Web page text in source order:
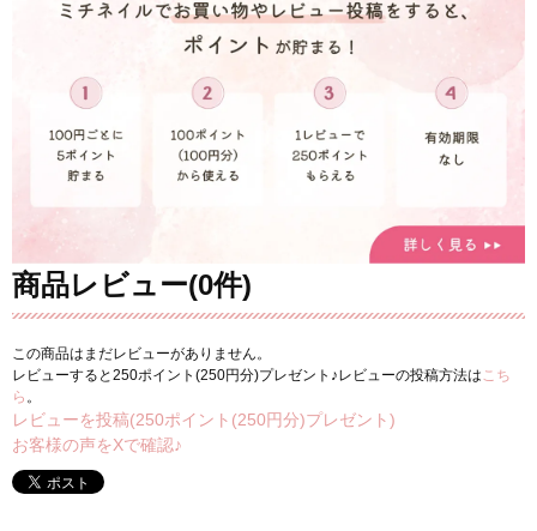
商品レビュー(0件)
この商品はまだレビューがありません。
レビューすると250ポイント(250円分)プレゼント♪レビューの投稿方法は こち
ら 。
レビューを投稿(250ポイント(250円分)プレゼント)
お客様の声をXで確認♪